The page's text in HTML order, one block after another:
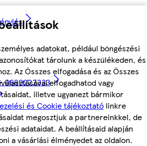
adatokat, például böngészési
tárolunk a készülékeden, és
Az Összes elfogadása és az Összes
elfogadhatod vagy
illetve ugyanezt bármikor
és Cookie tájékoztató linkre
megosztjuk a partnereinkkel, de
adataidat. A beállításaid alapján
a vásárlási élményedet az oldalon.
0680222333